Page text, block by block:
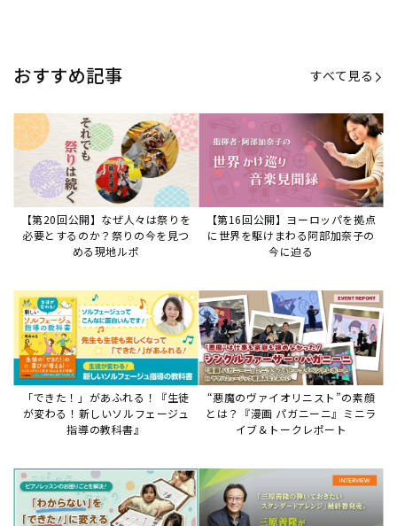
おすすめ記事 すべて見る
【第20回公開】なぜ人々は祭りを
必要とするのか？祭りの今を見つ
める現地ルポ
【第16回公開】ヨーロッパを拠点
に世界を駆けまわる阿部加奈子の
今に迫る
「できた！」があふれる！『生徒
が変わる！新しいソルフェージュ
指導の教科書』
“悪魔のヴァイオリニスト”の素顔
とは？『漫画 パガニーニ』ミニラ
イブ＆トークレポート